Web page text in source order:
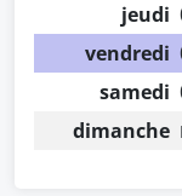
jeudi
vendredi
samedi
dimanche